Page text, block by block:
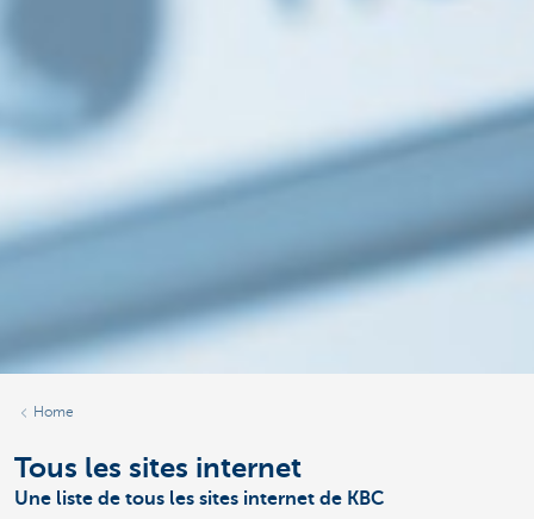
Home
Tous les sites internet
Une liste de tous les sites internet de KBC